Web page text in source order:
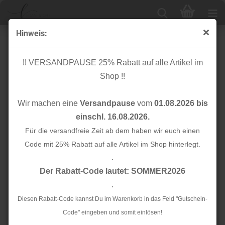
Hinweis:
!! VERSANDPAUSE 25% Rabatt auf alle Artikel im
Shop !!
Wir machen eine Versandpausevom 01.08.2026 bis
einschl. 16.08.2026.
Für die versandfreie Zeit ab dem haben wir euch einen
Code mit 25% Rabatt auf alle Artikel im Shop hinterlegt.
.
Der Rabatt-Code lautet: SOMMER2026
.
Diesen Rabatt-Code kannst Du im Warenkorb in das Feld "Gutschein-
Code" eingeben und somit einlösen!
Strickjersey - Ottoman - Flowers - dusty green